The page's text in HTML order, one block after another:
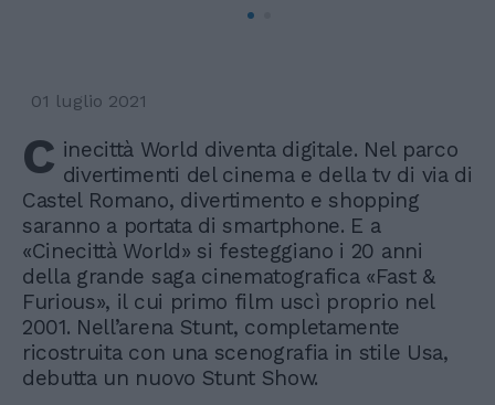
01 luglio 2021
C inecittà World diventa digitale. Nel parco
divertimenti del cinema e della tv di via di
Castel Romano, divertimento e shopping
saranno a portata di smartphone. E a
«Cinecittà World» si festeggiano i 20 anni
della grande saga cinematografica «Fast &
Furious», il cui primo film uscì proprio nel
2001. Nell’arena Stunt, completamente
ricostruita con una scenografia in stile Usa,
debutta un nuovo Stunt Show.